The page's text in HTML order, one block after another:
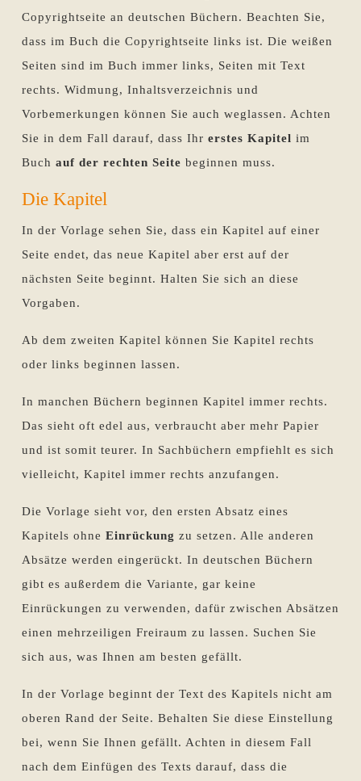
Copyrightseite an deutschen Büchern. Beachten Sie,
dass im Buch die Copyrightseite links ist. Die weißen
Seiten sind im Buch immer links, Seiten mit Text
rechts. Widmung, Inhaltsverzeichnis und
Vorbemerkungen können Sie auch weglassen. Achten
Sie in dem Fall darauf, dass Ihr erstes Kapitel im
Buch auf der rechten Seite beginnen muss.
Die Kapitel
In der Vorlage sehen Sie, dass ein Kapitel auf einer
Seite endet, das neue Kapitel aber erst auf der
nächsten Seite beginnt. Halten Sie sich an diese
Vorgaben.
Ab dem zweiten Kapitel können Sie Kapitel rechts
oder links beginnen lassen.
In manchen Büchern beginnen Kapitel immer rechts.
Das sieht oft edel aus, verbraucht aber mehr Papier
und ist somit teurer. In Sachbüchern empfiehlt es sich
vielleicht, Kapitel immer rechts anzufangen.
Die Vorlage sieht vor, den ersten Absatz eines
Kapitels ohne Einrückung zu setzen. Alle anderen
Absätze werden eingerückt. In deutschen Büchern
gibt es außerdem die Variante, gar keine
Einrückungen zu verwenden, dafür zwischen Absätzen
einen mehrzeiligen Freiraum zu lassen. Suchen Sie
sich aus, was Ihnen am besten gefällt.
In der Vorlage beginnt der Text des Kapitels nicht am
oberen Rand der Seite. Behalten Sie diese Einstellung
bei, wenn Sie Ihnen gefällt. Achten in diesem Fall
nach dem Einfügen des Texts darauf, dass die